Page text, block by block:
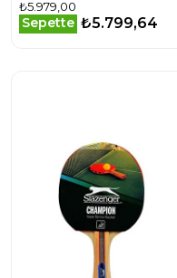
₺5.979,00
Sepette ₺5.799,64